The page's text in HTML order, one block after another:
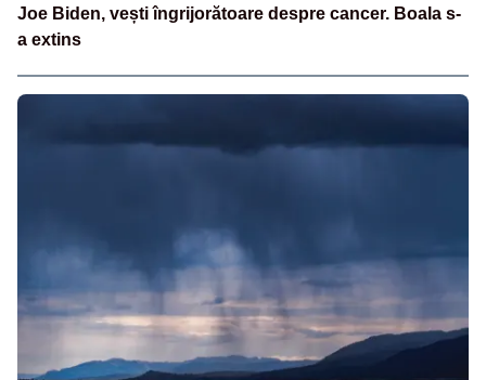
Joe Biden, vești îngrijorătoare despre cancer. Boala s-
a extins